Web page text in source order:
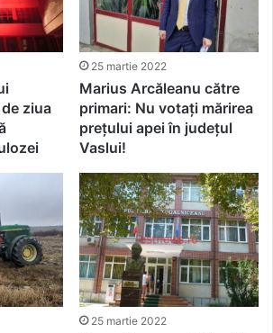
ziua
25 martie 2022
Marius Arcăleanu către
primari: Nu votați mărirea
prețului apei în județul
Vaslui!
25 martie 2022